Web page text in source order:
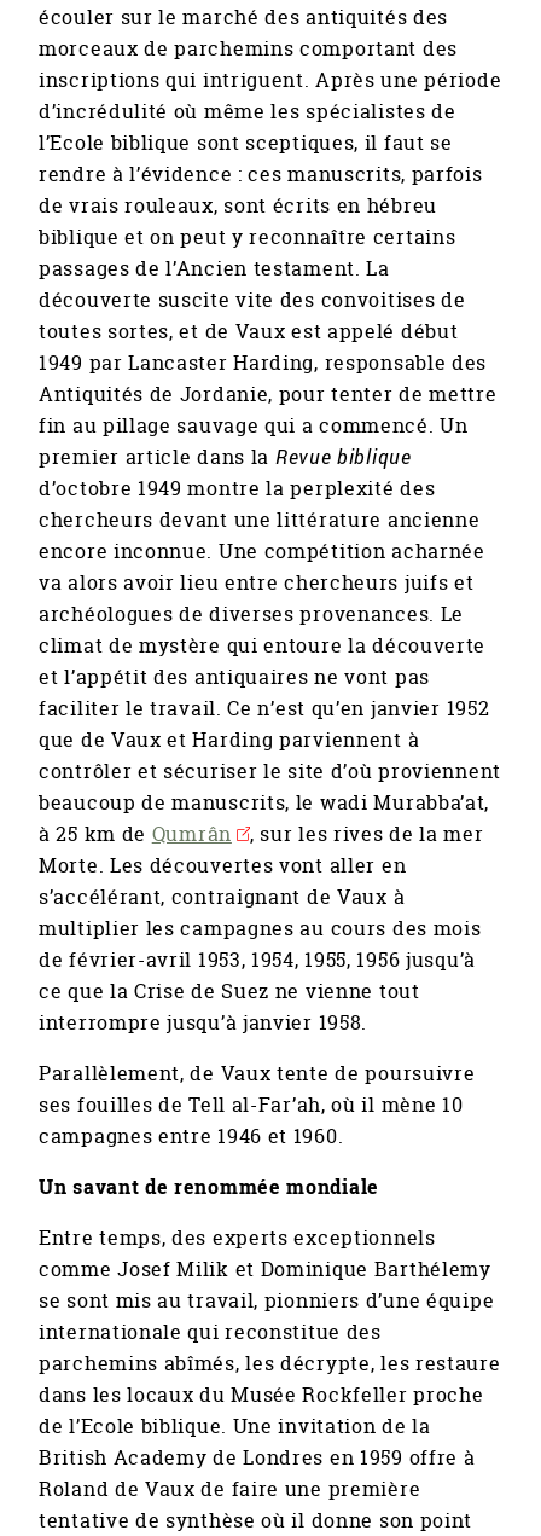
écouler sur le marché des antiquités des
morceaux de parchemins comportant des
inscriptions qui intriguent. Après une période
d’incrédulité où même les spécialistes de
l’Ecole biblique sont sceptiques, il faut se
rendre à l’évidence : ces manuscrits, parfois
de vrais rouleaux, sont écrits en hébreu
biblique et on peut y reconnaître certains
passages de l’Ancien testament. La
découverte suscite vite des convoitises de
toutes sortes, et de Vaux est appelé début
1949 par Lancaster Harding, responsable des
Antiquités de Jordanie, pour tenter de mettre
fin au pillage sauvage qui a commencé. Un
premier article dans la Revue biblique
d’octobre 1949 montre la perplexité des
chercheurs devant une littérature ancienne
encore inconnue. Une compétition acharnée
va alors avoir lieu entre chercheurs juifs et
archéologues de diverses provenances. Le
climat de mystère qui entoure la découverte
et l’appétit des antiquaires ne vont pas
faciliter le travail. Ce n’est qu’en janvier 1952
que de Vaux et Harding parviennent à
contrôler et sécuriser le site d’où proviennent
beaucoup de manuscrits, le wadi Murabba’at,
à 25 km de Qumrân
, sur les rives de la mer
Morte. Les découvertes vont aller en
s’accélérant, contraignant de Vaux à
multiplier les campagnes au cours des mois
de février-avril 1953, 1954, 1955, 1956 jusqu’à
ce que la Crise de Suez ne vienne tout
interrompre jusqu’à janvier 1958.
Parallèlement, de Vaux tente de poursuivre
ses fouilles de Tell al-Far’ah, où il mène 10
campagnes entre 1946 et 1960.
Un savant de renommée mondiale
Entre temps, des experts exceptionnels
comme Josef Milik et Dominique Barthélemy
se sont mis au travail, pionniers d’une équipe
internationale qui reconstitue des
parchemins abîmés, les décrypte, les restaure
dans les locaux du Musée Rockfeller proche
de l’Ecole biblique. Une invitation de la
British Academy de Londres en 1959 offre à
Roland de Vaux de faire une première
tentative de synthèse où il donne son point